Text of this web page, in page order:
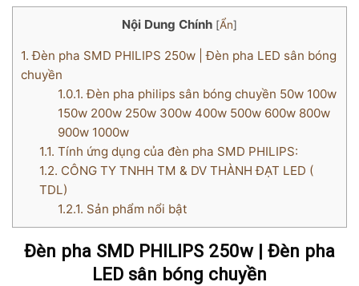
Nội Dung Chính [Ẩn]
1. Đèn pha SMD PHILIPS 250w | Đèn pha LED sân bóng
chuyền
1.0.1. Đèn pha philips sân bóng chuyền 50w 100w
150w 200w 250w 300w 400w 500w 600w 800w
900w 1000w
1.1. Tính ứng dụng của đèn pha SMD PHILIPS:
1.2. CÔNG TY TNHH TM & DV THÀNH ĐẠT LED (
TDL)
1.2.1. Sản phẩm nổi bật
Đèn pha SMD PHILIPS 250w | Đèn pha
LED sân bóng chuyền